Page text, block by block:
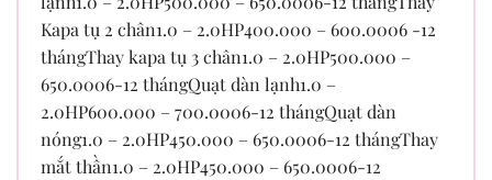
Kapa tụ 2 chân1.0 – 2.0HP400.000 – 600.0006 -12
thángThay kapa tụ 3 chân1.0 – 2.0HP500.000 –
650.0006-12 thángQuạt dàn lạnh1.0 –
2.0HP600.000 – 700.0006-12 thángQuạt dàn
nóng1.0 – 2.0HP450.000 – 650.0006-12 thángThay
mắt thần1.0 – 2.0HP450.000 – 650.0006-12